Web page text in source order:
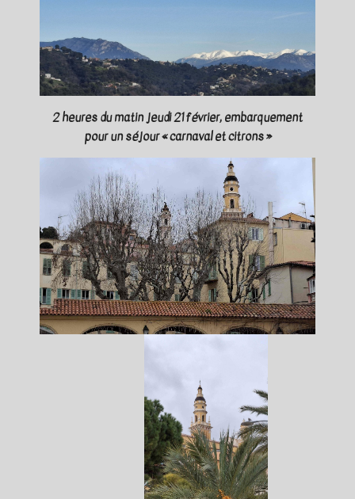
2 heures du matin jeudi 21 février, embarquement
pour un séjour « carnaval et citrons »